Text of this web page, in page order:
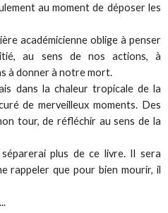
au moment de déposer les
académicienne oblige à penser
au sens de nos actions, à
à donner à notre mort.
dans la chaleur tropicale de la
de merveilleux moments. Des
tour, de réfléchir au sens de la
plus de ce livre. Il sera
rappeler que pour bien mourir, il